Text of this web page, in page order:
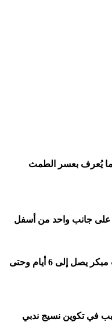
ما يُعرف بعسر الطمث
على جانب واحد من أسفل
إذا كنتِ تعانين من تقلصات تشبه الدورة الشهرية ولكن لا توجد دورة شهرية، فقد يكون ذلك بسبب ألم الانغراس. يمكن أن يحدث هذا النوع من الألم بعد انتهاء الدورة الشهرية في وقت مبكر يصل إلى 6 أيام وحتى
يتسبب في تكوين نسيج ندبي